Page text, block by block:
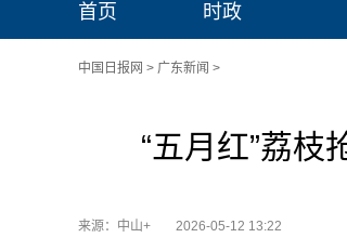
首页 时政
中国日报网 > 广东新闻 >
“五月红”荔
来源：中山+ 2026-05-12 13:22